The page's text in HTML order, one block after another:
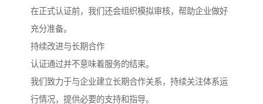
在正式认证前，我们还会组织模拟审核，帮助企业做好
充分准备。
持续改进与长期合作
认证通过并不意味着服务的结束。
我们致力于与企业建立长期合作关系，持续关注体系运
行情况，提供必要的支持和指导。